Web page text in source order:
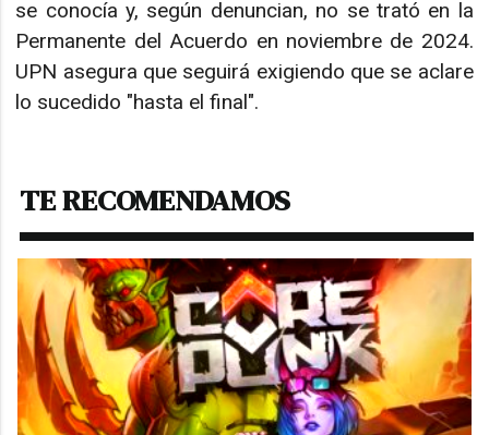
se conocía y, según denuncian, no se trató en la
Permanente del Acuerdo en noviembre de 2024.
UPN asegura que seguirá exigiendo que se aclare
lo sucedido "hasta el final".
TE RECOMENDAMOS